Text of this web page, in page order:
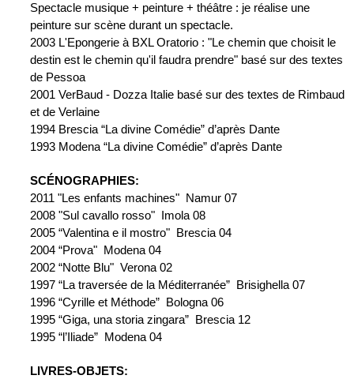
Spectacle musique + peinture + théâtre : je réalise une
peinture sur scène durant un spectacle.
2003 L'Epongerie à BXL Oratorio : "Le chemin que choisit le
destin est le chemin qu'il faudra prendre" basé sur des textes
de Pessoa
2001 VerBaud - Dozza Italie basé sur des textes de Rimbaud
et de Verlaine
1994 Brescia “La divine Comédie” d’après Dante
1993 Modena “La divine Comédie” d’après Dante
SCÉNOGRAPHIES:
2011 "Les enfants machines"  Namur 07
2008 "Sul cavallo rosso"  Imola 08
2005 “Valentina e il mostro"  Brescia 04
2004 “Prova"  Modena 04
2002 “Notte Blu"  Verona 02
1997 “La traversée de la Méditerranée”  Brisighella 07
1996 “Cyrille et Méthode”  Bologna 06
1995 “Giga, una storia zingara”  Brescia 12
1995 “l’Iliade”  Modena 04
LIVRES-OBJETS: